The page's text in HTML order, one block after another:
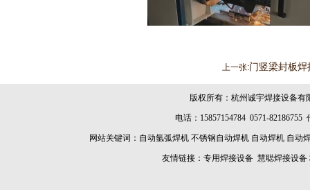
上一张:门竖梁封板焊
版权所有：杭州诚宇焊接设备
电话：15857154784 0571-
网站关键词： 自动氩弧焊机 不锈钢自动焊机 自动焊机 自动
友情链接： 专用焊接设备 慧聪焊接设备